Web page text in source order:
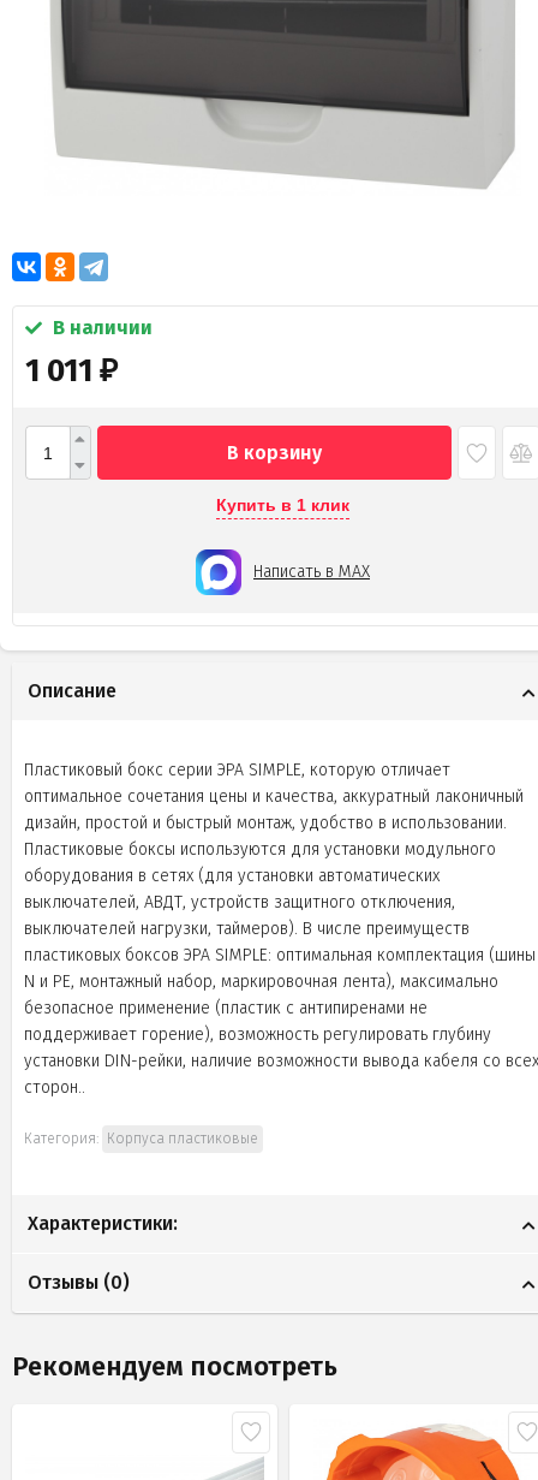
В наличии
1 011 ₽
В корзину
Купить в 1 клик
Написать в MAX
Описание
Пластиковый бокс серии ЭРА SIMPLE, которую отличает
оптимальное сочетания цены и качества, аккуратный лаконичный
дизайн, простой и быстрый монтаж, удобство в использовании.
Пластиковые боксы используются для установки модульного
оборудования в сетях (для установки автоматических
выключателей, АВДТ, устройств защитного отключения,
выключателей нагрузки, таймеров). В числе преимуществ
пластиковых боксов ЭРА SIMPLE: оптимальная комплектация (шины
N и PE, монтажный набор, маркировочная лента), максимально
безопасное применение (пластик с антипиренами не
поддерживает горение), возможность регулировать глубину
установки DIN-рейки, наличие возможности вывода кабеля со всех
сторон..
Категория: Корпуса пластиковые
Характеристики:
Отзывы (0)
Рекомендуем посмотреть